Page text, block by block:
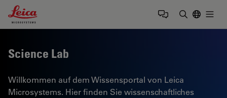
Leica Microsystems Logo
Science Lab
Willkommen auf dem Wissensportal von Leica
Microsystems. Hier finden Sie wissenschaftliches